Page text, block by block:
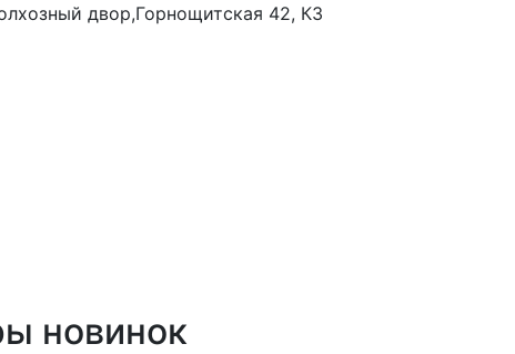
двор,Горнощитская 42, К3
новинок